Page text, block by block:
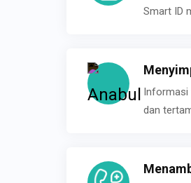
Smart ID
Informasi
dan